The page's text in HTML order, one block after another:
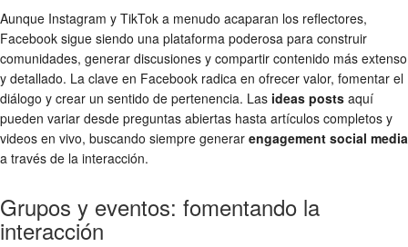
Aunque Instagram y TikTok a menudo acaparan los reflectores,
Facebook sigue siendo una plataforma poderosa para construir
comunidades, generar discusiones y compartir contenido más extenso
y detallado. La clave en Facebook radica en ofrecer valor, fomentar el
diálogo y crear un sentido de pertenencia. Las ideas posts aquí
pueden variar desde preguntas abiertas hasta artículos completos y
videos en vivo, buscando siempre generar engagement social media
a través de la interacción.
Grupos y eventos: fomentando la
interacción